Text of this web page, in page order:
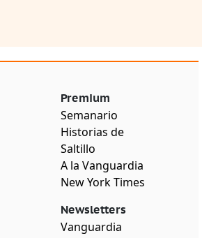
Premium
Semanario
Historias de
Saltillo
A la Vanguardia
New York Times
Newsletters
Vanguardia